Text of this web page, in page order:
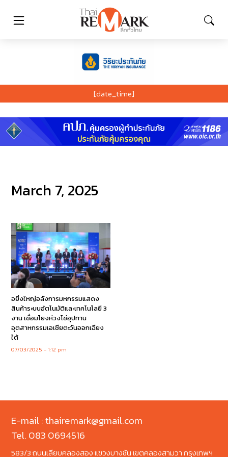
[date_time]
March 7, 2025
อยิ่งใหญ่อลังการมหกรรมแสดง
สินค้าระบบอัตโนมัติและเทคโนโลยี 3
งาน เชื่อมโยงห่วงโซ่อุปทาน
อุตสาหกรรมเอเชียตะวันออกเฉียง
ใต้
07/03/2025 1:12 pm
E-mail : thairemark@gmail.com
Tel. 083 0694516
583/3 ถนนเลียบคลองสอง แขวงบางชัน เขตคลองสามวา กรุงเทพฯ